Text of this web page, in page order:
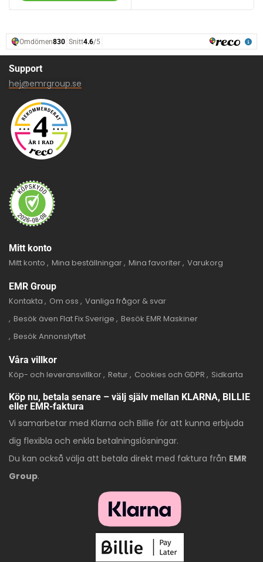
Support
hej@emrgroup.se
Mitt konto
Mitt konto
Mina beställningar Mina favoriter Varukorg
EMR Group
Kontakta
Om oss
Vanliga frågor & svar
Besök även Flat Fix Sverige
Besök EMR Maskiner
Besök Annonslyftet
Våra villkor
Köp- och leveransvillkor Retur Cookies och GDPR
Sidkarta
Köp nu, betala senare – välj själv mellan KLARNA, BILLIE
eller EMR-faktura
Vi samarbetar med Klarna och Billie för att kunna erbjuda
dig flexibla och enkla betalningslösningar.
Du kan också välja att betala direkt med faktura från EMR
Group.